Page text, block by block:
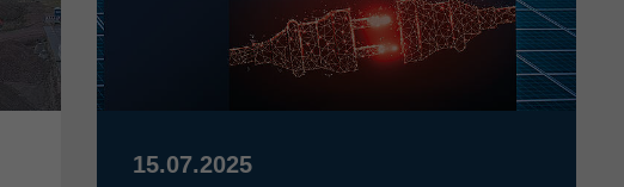
15.07.2025